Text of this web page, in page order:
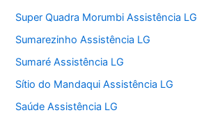
Super Quadra Morumbi Assistência LG
Sumarezinho Assistência LG
Sumaré Assistência LG
Sítio do Mandaqui Assistência LG
Saúde Assistência LG